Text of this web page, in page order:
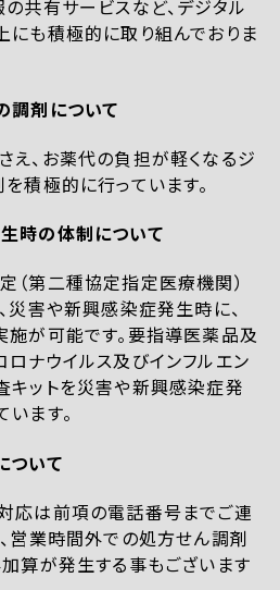
共有サービスなど、デジタル
にも積極的に取り組んでおりま
調剤について
え、お薬代の負担が軽くなるジ
積極的に行っています。
時の体制について
（第二種協定指定医療機関）
災害や新興感染症発生時に、
施が可能です。要指導医薬品及
ナウイルス及びインフルエン
キットを災害や新興感染症発
ます。
ついて
応は前項の電話番号までご連
営業時間外での処方せん調剤
算が発生する事もございます